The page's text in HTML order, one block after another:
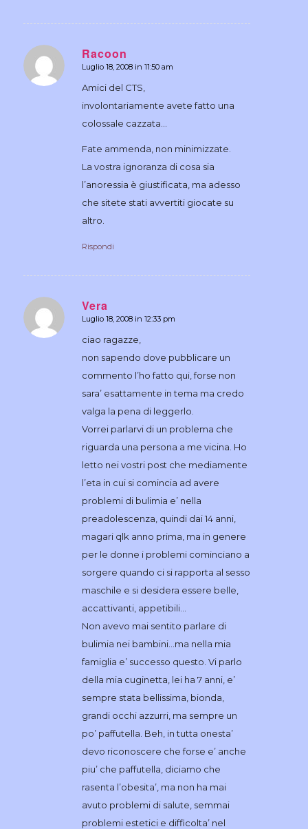
Racoon
dice:
Luglio 18, 2008 in 11:50 am
Amici del CTS,
involontariamente avete fatto una
colossale cazzata…
Fate ammenda, non minimizzate.
La vostra ignoranza di cosa sia
l’anoressia è giustificata, ma adesso
che sitete stati avvertiti giocate su
altro.
Rispondi
Vera
dice:
Luglio 18, 2008 in 12:33 pm
ciao ragazze,
non sapendo dove pubblicare un
commento l’ho fatto qui, forse non
sara’ esattamente in tema ma credo
valga la pena di leggerlo.
Vorrei parlarvi di un problema che
riguarda una persona a me vicina. Ho
letto nei vostri post che mediamente
l’eta in cui si comincia ad avere
problemi di bulimia e’ nella
preadolescenza, quindi dai 14 anni,
magari qlk anno prima, ma in genere
per le donne i problemi cominciano a
sorgere quando ci si rapporta al sesso
maschile e si desidera essere belle,
accattivanti, appetibili…
Non avevo mai sentito parlare di
bulimia nei bambini…ma nella mia
famiglia e’ successo questo. Vi parlo
della mia cuginetta, lei ha 7 anni, e’
sempre stata bellissima, bionda,
grandi occhi azzurri, ma sempre un
po’ paffutella. Beh, in tutta onesta’
devo riconoscere che forse e’ anche
piu’ che paffutella, diciamo che
rasenta l’obesita’, ma non ha mai
avuto problemi di salute, semmai
problemi estetici e difficolta’ nel